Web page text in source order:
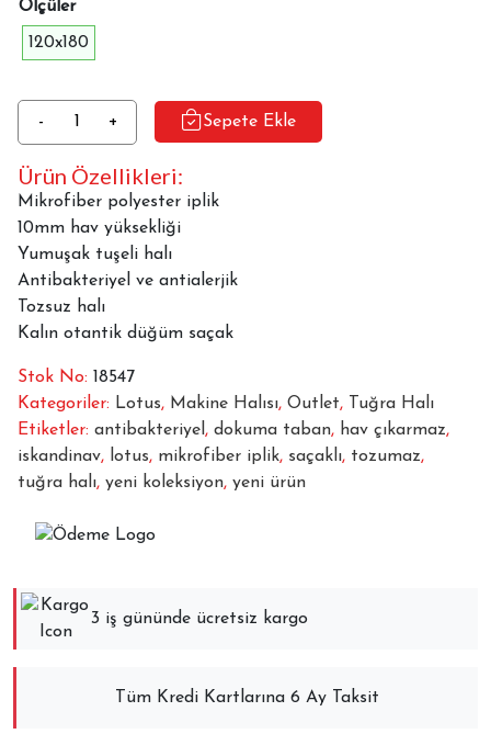
Ölçüler
120x180
-
Tuğra
Halı
Lotus
15201
adet
+ Sepete Ekle
Ürün Özellikleri:
Mikrofiber polyester iplik
10mm hav yüksekliği
Yumuşak tuşeli halı
Antibakteriyel ve antialerjik
Tozsuz halı
Kalın otantik düğüm saçak
Stok No: 18547
Kategoriler: Lotus, Makine Halısı, Outlet,
Tuğra Halı
Etiketler: antibakteriyel , dokuma taban, hav çıkarmaz,
iskandinav, lotus, mikrofiber iplik, saçaklı, tozumaz,
tuğra halı, yeni koleksiyon, yeni ürün
3 iş gününde ücretsiz kargo
Tüm Kredi Kartlarına 6 Ay Taksit